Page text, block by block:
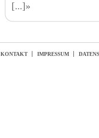
[...]»
KONTAKT IMPRESSUM